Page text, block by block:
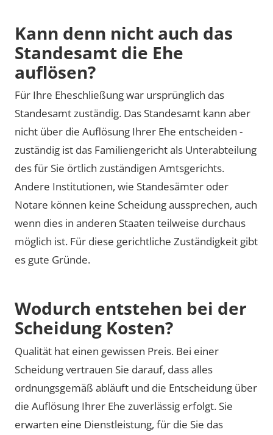
Kann denn nicht auch das
Standesamt die Ehe
auflösen?
Für Ihre Eheschließung war ursprünglich das
Standesamt zuständig. Das Standesamt kann aber
nicht über die Auflösung Ihrer Ehe entscheiden -
zuständig ist das Familiengericht als Unterabteilung
des für Sie örtlich zuständigen Amtsgerichts.
Andere Institutionen, wie Standesämter oder
Notare können keine Scheidung aussprechen, auch
wenn dies in anderen Staaten teilweise durchaus
möglich ist. Für diese gerichtliche Zuständigkeit gibt
es gute Gründe.
Wodurch entstehen bei der
Scheidung Kosten?
Qualität hat einen gewissen Preis. Bei einer
Scheidung vertrauen Sie darauf, dass alles
ordnungsgemäß abläuft und die Entscheidung über
die Auflösung Ihrer Ehe zuverlässig erfolgt. Sie
erwarten eine Dienstleistung, für die Sie das